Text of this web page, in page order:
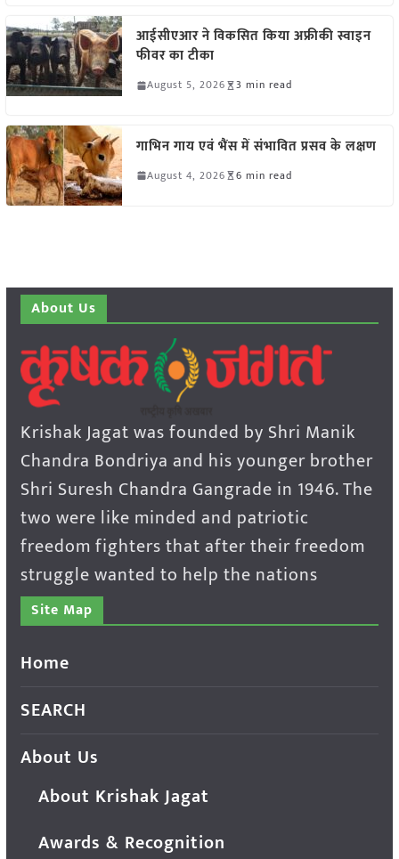
आईसीएआर ने विकसित किया अफ्रीकी स्वाइन
फीवर का टीका
August 5, 2026 3 min read
गाभिन गाय एवं भैंस में संभावित प्रसव के लक्षण
August 4, 2026 6 min read
About Us
Krishak Jagat was founded by Shri Manik
Chandra Bondriya and his younger brother
Shri Suresh Chandra Gangrade in 1946. The
two were like minded and patriotic
freedom fighters that after their freedom
struggle wanted to help the nations
Site Map
Home
SEARCH
About Us
About Krishak Jagat
Awards & Recognition